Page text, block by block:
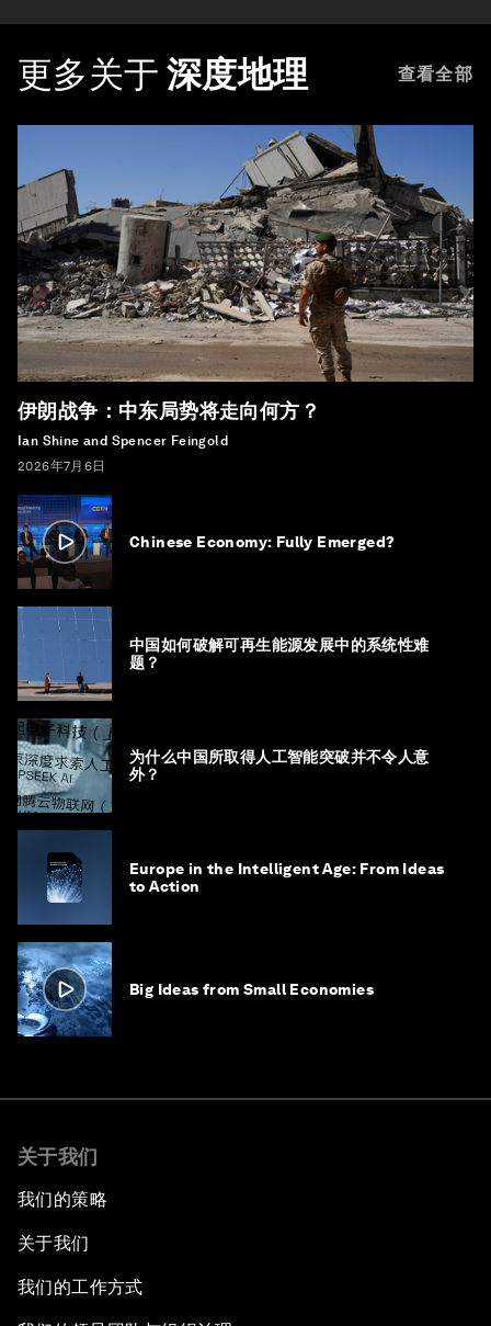
更多关于 深度地理 查看全部
伊朗战争：中东局势将走向何方？
Ian Shine and Spencer Feingold
2026年7月6日
Chinese Economy: Fully Emerged?
中国如何破解可再生能源发展中的系统性难
题？
为什么中国所取得人工智能突破并不令人意
外？
Europe in the Intelligent Age: From Ideas
to Action
Big Ideas from Small Economies
关于我们
我们的策略
关于我们
我们的工作方式